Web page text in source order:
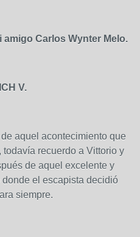
amigo Carlos Wynter Melo.
V.
aquel acontecimiento que
recuerdo a Vittorio y
de aquel excelente y
el escapista decidió
siempre.